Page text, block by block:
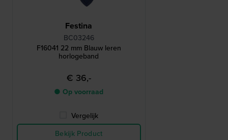
Festina
BC03246
F16041 22 mm Blauw leren
horlogeband
€ 36,-
● Op voorraad
Vergelijk
Bekijk Product